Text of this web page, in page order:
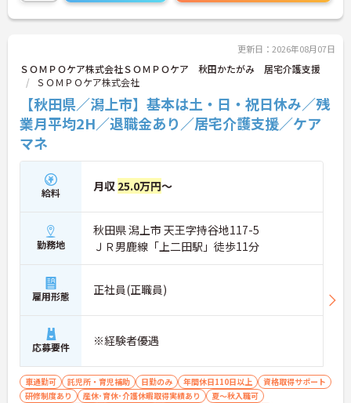
更新日：2026年08月07日
ＳＯＭＰＯケア株式会社ＳＯＭＰＯケア 秋田かたがみ 居宅介護支援
ＳＯＭＰＯケア株式会社
【秋田県／潟上市】基本は土・日・祝日休み／残
業月平均2H／退職金あり／居宅介護支援／ケア
マネ
給料 月収 25.0万円～
勤務地
秋田県 潟上市 天王字持谷地117-5
ＪＲ男鹿線「上二田駅」徒歩11分
雇用形態 正社員(正職員)
応募要件 ※経験者優遇
車通勤可 託児所・育児補助 日勤のみ 年間休日110日以上
資格取得サポート
研修制度あり
産休･育休･介護休暇取得実績あり
夏～秋入職可